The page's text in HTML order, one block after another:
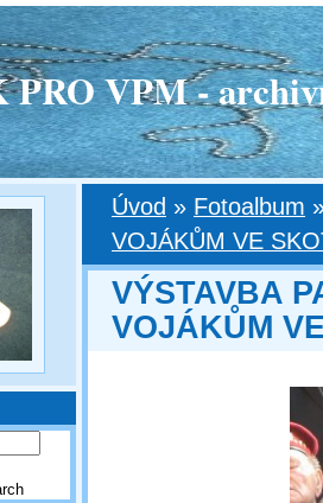
PRO VPM -
Úvod » Fotoalbum
VOJÁKŮM VE
VÝSTAVBA
VOJÁKŮM